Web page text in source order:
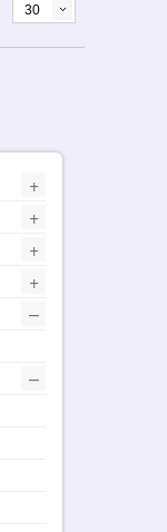
30
+
+
+
+
–
–